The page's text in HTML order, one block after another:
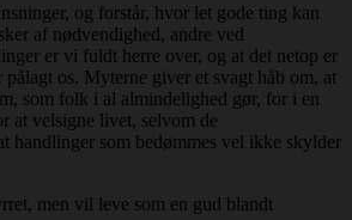
og forstår, hvor let gode ting kan
af nødvendighed, andre ved
er vi fuldt herre over, og at det netop er
os. Myterne giver et svagt håb om, at
som folk i al almindelighed gør, for i en
at velsigne livet, selvom de
handlinger som bedømmes vel ikke skylder
men vil leve som en gud blandt